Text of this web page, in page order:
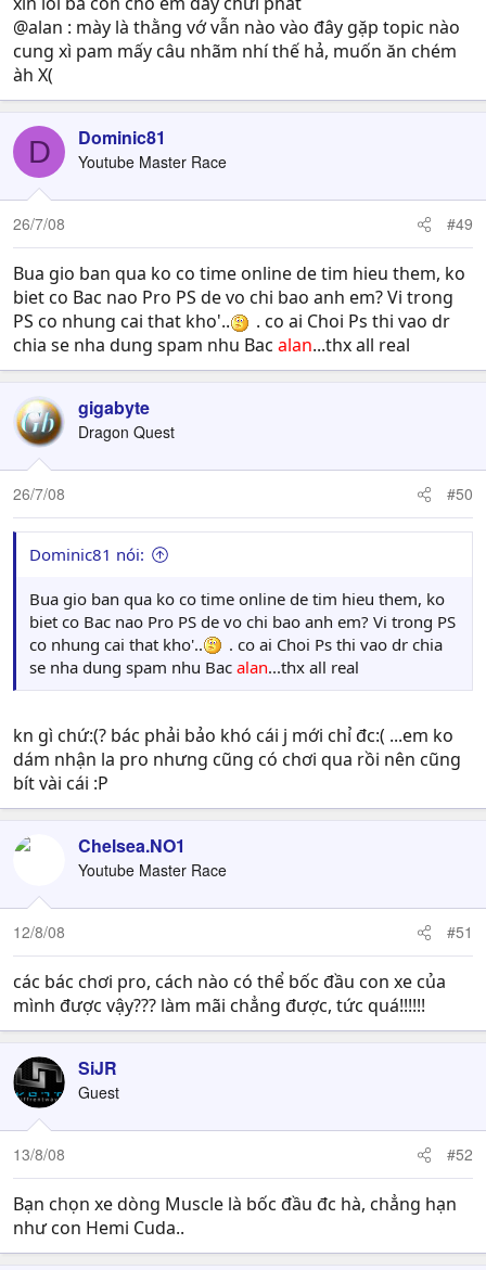
@alan : mày là thằng vớ vẫn nào vào đây gặp topic nào
cung xì pam mấy câu nhãm nhí thế hả, muốn ăn chém
àh X(
D Dominic81
Youtube Master Race
26/7/08 #49
Bua gio ban qua ko co time online de tim hieu them, ko
biet co Bac nao Pro PS de vo chi bao anh em? Vi trong
PS co nhung cai that kho'..
. co ai Choi Ps thi vao dr
chia se nha dung spam nhu Bac alan...thx all real
gigabyte
Dragon Quest
26/7/08 #50
Dominic81 nói:
Bua gio ban qua ko co time online de tim hieu them, ko
biet co Bac nao Pro PS de vo chi bao anh em? Vi trong PS
co nhung cai that kho'..
. co ai Choi Ps thi vao dr chia
se nha dung spam nhu Bac alan...thx all real
kn gì chứ:(? bác phải bảo khó cái j mới chỉ đc:( ...em ko
dám nhận la pro nhưng cũng có chơi qua rồi nên cũng
bít vài cái :P
Chelsea.NO1
Youtube Master Race
12/8/08 #51
các bác chơi pro, cách nào có thể bốc đầu con xe của
mình được vậy??? làm mãi chẳng được, tức quá!!!!!!
SiJR
Guest
13/8/08 #52
Bạn chọn xe dòng Muscle là bốc đầu đc hà, chẳng hạn
như con Hemi Cuda..